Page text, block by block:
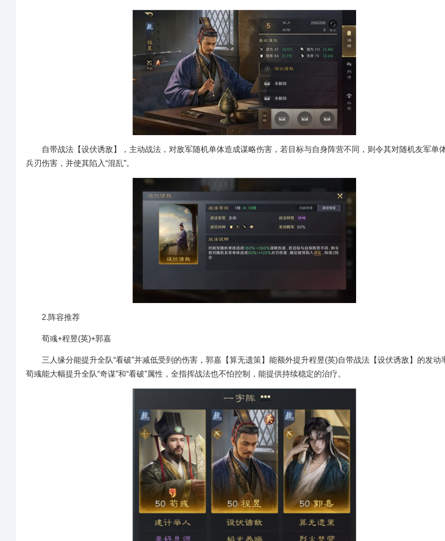
自带战法【设伏诱敌】，主动战法，对敌军随机单体造成谋略伤害，若目标与自身阵营不同，则令其对随机友军单
兵刃伤害，并使其陷入“混乱”。
2.阵容推荐
荀彧+程昱(英)+郭嘉
三人缘分能提升全队“看破”并减低受到的伤害，郭嘉【算无遗策】能额外提升程昱(英)自带战法【设伏诱敌】的发动
荀彧能大幅提升全队“奇谋”和“看破”属性，全指挥战法也不怕控制，能提供持续稳定的治疗。